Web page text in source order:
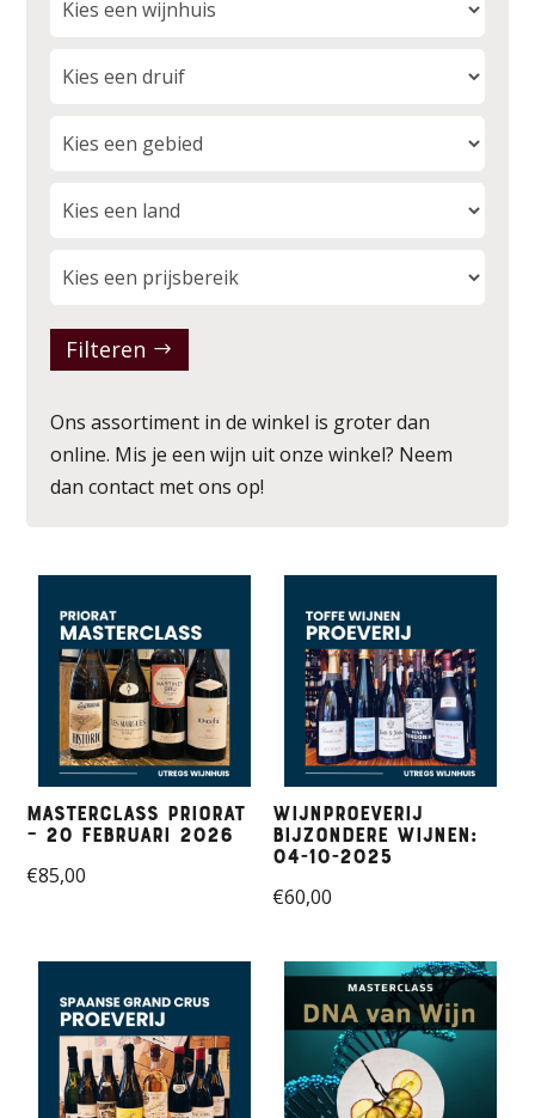
Filteren
Ons assortiment in de winkel is groter dan
online. Mis je een wijn uit onze winkel? Neem
dancontact met ons op!
Masterclass Priorat
– 20 februari 2026
€85,00
Wijnproeverij
bijzondere wijnen:
04-10-2025
€60,00